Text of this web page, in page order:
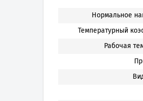
Нормальное
Температурный
Рабочая